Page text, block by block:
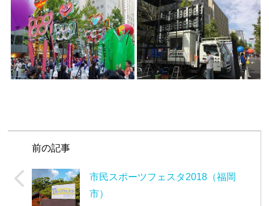
前の記事
市民スポーツフェスタ2018（福岡
市）